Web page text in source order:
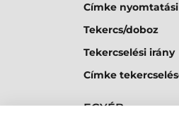
Címke
Tekercs/doboz
Tekercselési irány
Címke
EGYÉB